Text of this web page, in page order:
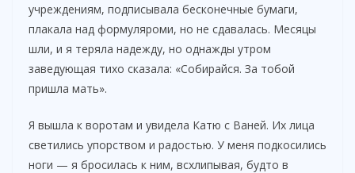
учреждениям, подписывала бесконечные бумаги,
плакала над формуляроми, но не сдавалась. Месяцы
шли, и я теряла надежду, но однажды утром
заведующая тихо сказала: «Собирайся. За тобой
пришла мать».
Я вышла к воротам и увидела Катю с Ваней. Их лица
светились упорством и радостью. У меня подкосились
ноги — я бросилась к ним, всхлипывая, будто в